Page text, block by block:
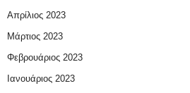
Απρίλιος 2023
Μάρτιος 2023
Φεβρουάριος 2023
Ιανουάριος 2023